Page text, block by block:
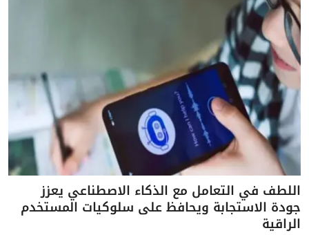
اللطف في التعامل مع الذكاء الاصطناعي يعزز
جودة الاستجابة ويحافظ على سلوكيات المستخدم
الراقية